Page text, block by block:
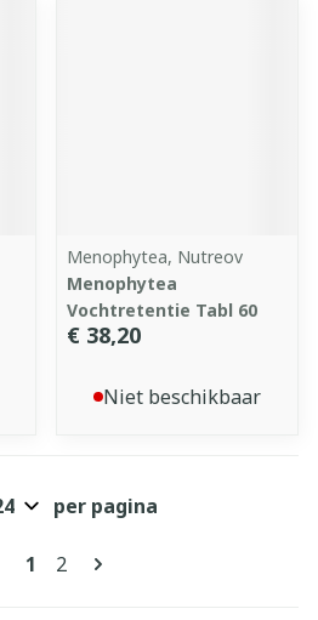
Menophytea, Nutreov
Menophytea
Vochtretentie Tabl 60
€ 38,20
Niet beschikbaar
Pagina's
U lees momenteel pagina
1 Pagina
2
per pagina